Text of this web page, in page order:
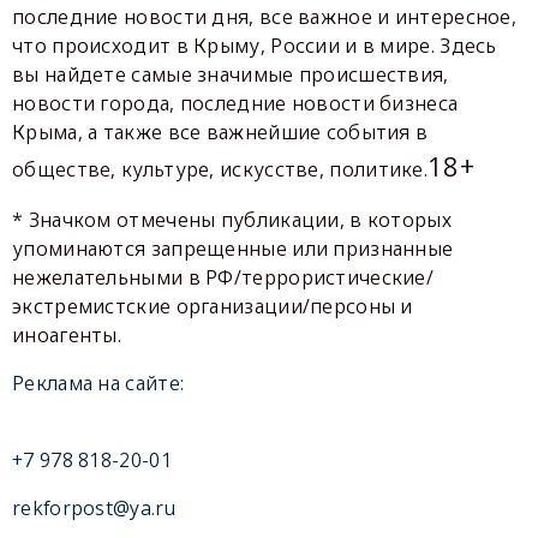
последние новости дня, все важное и интересное,
что происходит в Крыму, России и в мире. Здесь
вы найдете самые значимые происшествия,
новости города, последние новости бизнеса
Крыма, а также все важнейшие события в
обществе, культуре, искусстве, политике.18+
* Значком отмечены публикации, в которых
упоминаются запрещенные или признанные
нежелательными в РФ/террористические/
экстремистские организации/персоны и
иноагенты.
Реклама на сайте:
+7 978 818-20-01
rekforpost@ya.ru